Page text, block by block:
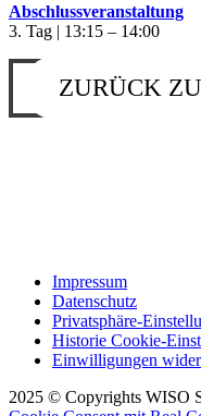
Abschlussveranstaltung
3. Tag | 13:15 – 14:00
ZURÜCK
Impressum
Datenschutz
Privatsphäre-
Historie Cookie-
Einwilligungen
2025 © Copyrights WISO